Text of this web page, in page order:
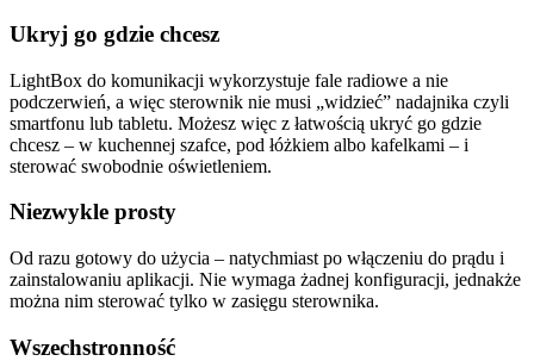
Ukryj go gdzie chcesz
LightBox do komunikacji wykorzystuje fale radiowe a nie
podczerwień, a więc sterownik nie musi „widzieć” nadajnika czyli
smartfonu lub tabletu. Możesz więc z łatwością ukryć go gdzie
chcesz – w kuchennej szafce, pod łóżkiem albo kafelkami – i
sterować swobodnie oświetleniem.
Niezwykle prosty
Od razu gotowy do użycia – natychmiast po włączeniu do prądu i
zainstalowaniu aplikacji. Nie wymaga żadnej konfiguracji, jednakże
można nim sterować tylko w zasięgu sterownika.
Wszechstronność